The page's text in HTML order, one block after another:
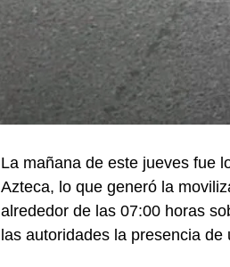
La mañana de este jueves fue
Azteca, lo que generó la
alrededor de las 07:00 horas
las autoridades la presencia